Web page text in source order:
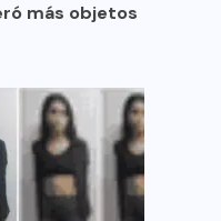
más objetos